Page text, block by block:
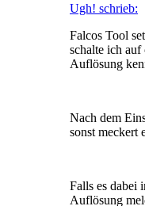
Ugh! schrieb:
Falcos Tool
schalte ich
Auflösung
Nach dem
sonst meckert
Falls es dabei
Auflösung